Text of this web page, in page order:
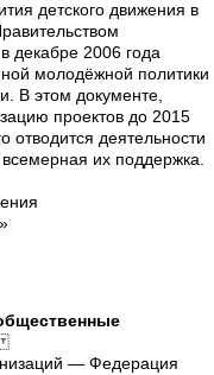
детского движения в
декабре 2006 года
молодёжной политики
В этом документе,
проектов до 2015
отводится деятельности
их поддержка.
— Федерация